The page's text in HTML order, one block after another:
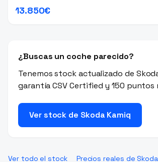
13.850€
¿Buscas un coche parecido?
Tenemos stock actualizado de
garantía CSV Certified y 150 puntos
Ver stock de Skoda Kamiq
Ver todo el stock Precios reales de